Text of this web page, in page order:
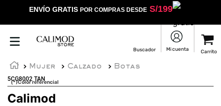
ENVÍO GRATIS POR COMPRAS DESDES/199
Mujer Calzado
Botas
5CG8002 TAN
(*)Color referencial
Calimod